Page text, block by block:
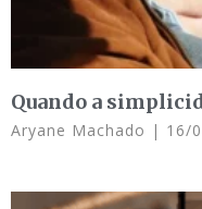
Quando a
Aryane Machado 16/